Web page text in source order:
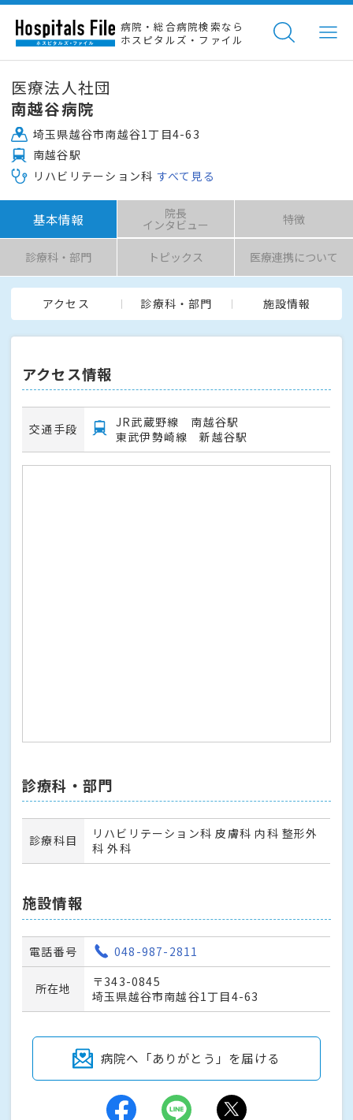
病院・総合病院検索なら
ホスピタルズ・ファイル
医療法人社団
南越谷病院
埼玉県越谷市南越谷1丁目4-63
南越谷駅
リハビリテーション科 すべて見る
基本情報 院長
インタビュー 特徴
診療科・部門 トピックス 医療連携について
アクセス 診療科・部門 施設情報
アクセス情報
交通手段
JR武蔵野線 南越谷駅
東武伊勢崎線 新越谷駅
診療科・部門
診療科目
リハビリテーション科 皮膚科 内科 整形外
科 外科
施設情報
電話番号 048-987-2811
所在地
〒343-0845
埼玉県越谷市南越谷1丁目4-63
病院へ「ありがとう」を届ける